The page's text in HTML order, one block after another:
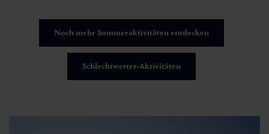
Noch mehr Sommeraktivitäten entdecken
Schlechtwetter-Aktivitäten